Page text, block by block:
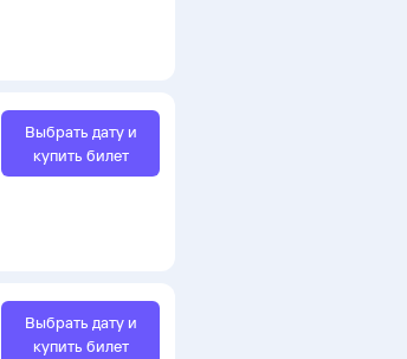
Выбрать дату и
купить билет
Выбрать дату и
купить билет